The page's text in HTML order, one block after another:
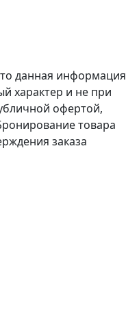
данная информация
характер и не при
офертой,
товара
заказа